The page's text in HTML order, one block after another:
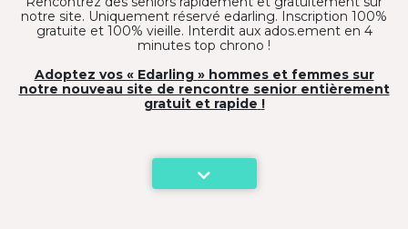
notre site. Uniquement réservé edarling. Inscription 100%
gratuite et 100% vieille. Interdit aux ados.ement en 4
minutes top chrono !
Adoptez vos « Edarling » hommes et femmes sur
notre nouveau site de rencontre senior entièrement
gratuit et rapide !
Découvrez annoncesenior.fr, le site de rencontres pour
seniors. L’inscription est totalement gratuite, s’effectue en
moins de 4 minutes et vous donne accès aux profils des